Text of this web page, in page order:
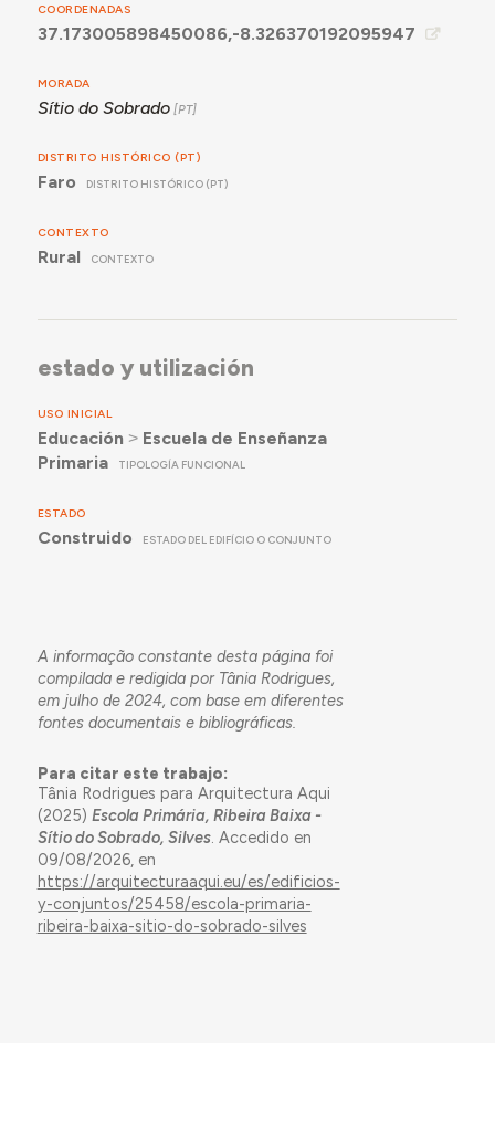
COORDENADAS
37.173005898450086,-8.326370192095947
MORADA
Sítio do Sobrado
DISTRITO HISTÓRICO (PT)
Faro DISTRITO HISTÓRICO (PT)
CONTEXTO
Rural CONTEXTO
estado y utilización
USO INICIAL
Educación ˃ Escuela de Enseñanza
Primaria
TIPOLOGÍA FUNCIONAL
ESTADO
Construido ESTADO DEL EDIFÍCIO O CONJUNTO
A informação constante desta página foi
compilada e redigida por Tânia Rodrigues,
em julho de 2024, com base em diferentes
fontes documentais e bibliográficas.
Para citar este trabajo:
Tânia Rodrigues para Arquitectura Aqui
(2025) Escola Primária, Ribeira Baixa -
Sítio do Sobrado, Silves. Accedido en
09/08/2026, en
https://arquitecturaaqui.eu/es/edificios-
y-conjuntos/25458/escola-primaria-
ribeira-baixa-sitio-do-sobrado-silves